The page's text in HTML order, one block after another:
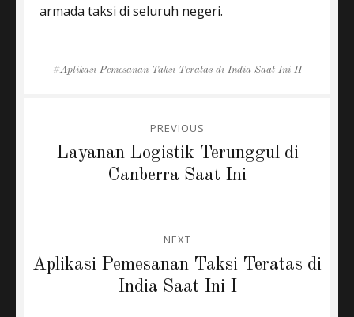
armada taksi di seluruh negeri.
Tags
Aplikasi Pemesanan Taksi Teratas di India Saat Ini II
navigation
PREVIOUS
PreviousLayanan Logistik Terunggul di
Canberra Saat Ini
NEXT
Next
Aplikasi Pemesanan Taksi Teratas di
India Saat Ini I